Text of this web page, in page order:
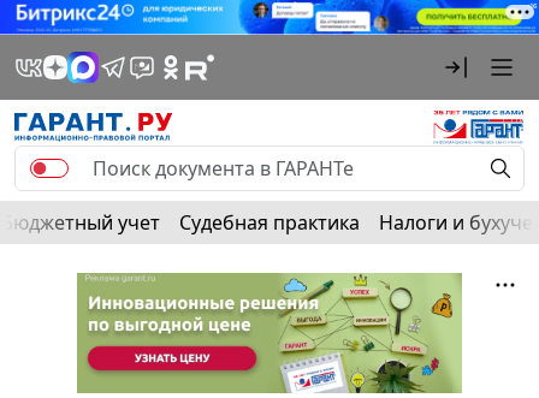
Бюджетный учет Судебная практика Налоги и